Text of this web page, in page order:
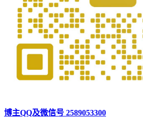
博主QQ及微信号 2589053300